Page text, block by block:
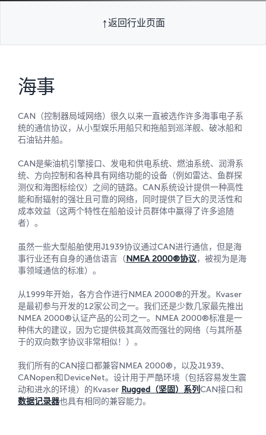
返回行业页面
海事
CAN（控制器局域网络）很久以来一直被选作许多海事电子系
统的通信协议，从小型娱乐用船只和拖船到巡洋舰、破冰船和
石油钻井船。
CAN是柴油机引擎接口、发电和供电系统、燃油系统、润滑系
统、方向控制和各种具有网络功能的设备（例如雷达、鱼群探
测仪和海图标绘仪）之间的链路。CAN系统设计提供一种高性
能和耐辐射的强壮且可靠的网络，同时提供了巨大的灵活性和
成本效益（这两个特性在船舶设计员群体中赢得了许多追随
者）。
虽然一些大型船舶使用J1939协议通过CAN进行通信，但是海
事行业还有自身的通信语言（NMEA 2000®协议，被视为是海
事领域通信的标准）。
从1999年开始，各方合作进行NMEA 2000®的开发。Kvaser
是最初参与开发的12家公司之一。我们还是少数几家最先推出
NMEA 2000®认证产品的公司之一。NMEA 2000®标准是一
种伟大的建议，因为它提供极其高效而强壮的网络（与其所基
于的双向数字协议非常相似！）。
我们所有的CAN接口都兼容NMEA 2000®，以及J1939、
CANopen和DeviceNet。设计用于严酷环境（包括容易发生震
动和进水的环境）的Kvaser Rugged（坚固）系列CAN接口和
数据记录器也具有相同的兼容能力。